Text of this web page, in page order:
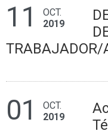
11
OCT.
2019
TRABAJADOR/
01
OCT.
2019